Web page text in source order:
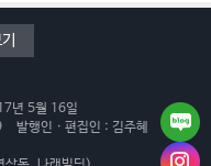
년 5월 16일
발행인 · 편집인 : 김주혜